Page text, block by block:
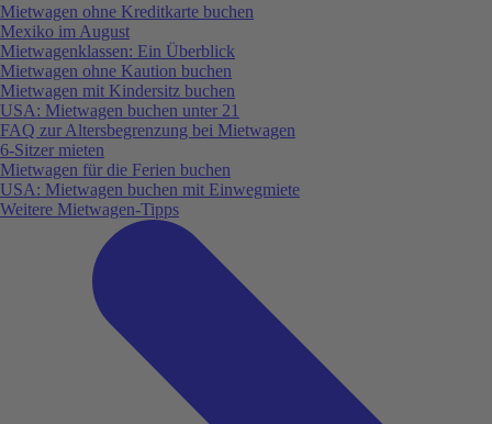
Mietwagen ohne Kreditkarte buchen
Mexiko im August
Mietwagenklassen: Ein Überblick
Mietwagen ohne Kaution buchen
Mietwagen mit Kindersitz buchen
USA: Mietwagen buchen unter 21
FAQ zur Altersbegrenzung bei Mietwagen
6-Sitzer mieten
Mietwagen für die Ferien buchen
USA: Mietwagen buchen mit Einwegmiete
Weitere Mietwagen-Tipps